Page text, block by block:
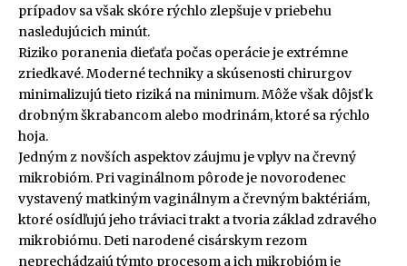
prípadov sa však skóre rýchlo zlepšuje v priebehu
nasledujúcich minút.
Riziko poranenia dieťaťa počas operácie je extrémne
zriedkavé. Moderné techniky a skúsenosti chirurgov
minimalizujú tieto riziká na minimum. Môže však dôjsť k
drobným škrabancom alebo modrinám, ktoré sa rýchlo
hoja.
Jedným z novších aspektov záujmu je vplyv na črevný
mikrobióm. Pri vaginálnom pôrode je novorodenec
vystavený matkiným vaginálnym a črevným baktériám,
ktoré osídľujú jeho tráviaci trakt a tvoria základ zdravého
mikrobiómu. Deti narodené cisárskym rezom
neprechádzajú týmto procesom a ich mikrobióm je